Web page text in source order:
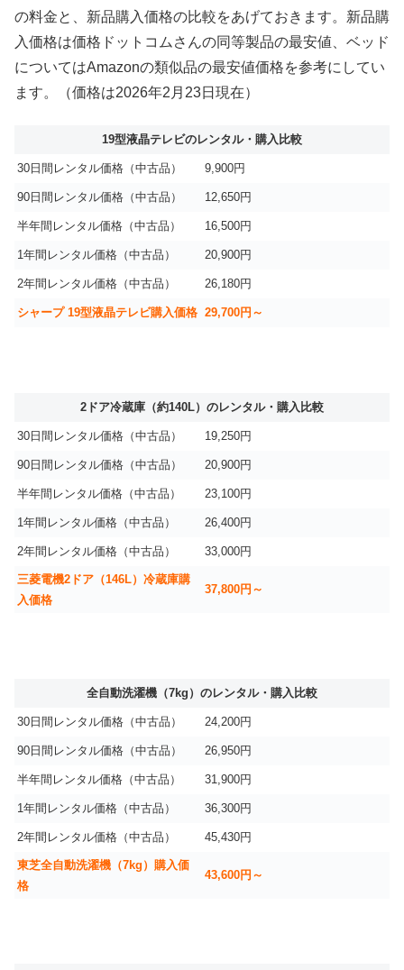
の料金と、新品購入価格の比較をあげておきます。新品購
入価格は価格ドットコムさんの同等製品の最安値、ベッド
についてはAmazonの類似品の最安値価格を参考にしてい
ます。（価格は2026年2月23日現在）
19型液晶テレビのレンタル・購入比較
30日間レンタル価格（中古品） 9,900円
90日間レンタル価格（中古品） 12,650円
半年間レンタル価格（中古品） 16,500円
1年間レンタル価格（中古品） 20,900円
2年間レンタル価格（中古品） 26,180円
シャープ 19型液晶テレビ購入価格 29,700円～
2ドア冷蔵庫（約140L）のレンタル・購入比較
30日間レンタル価格（中古品） 19,250円
90日間レンタル価格（中古品） 20,900円
半年間レンタル価格（中古品） 23,100円
1年間レンタル価格（中古品） 26,400円
2年間レンタル価格（中古品） 33,000円
三菱電機2ドア（146L）冷蔵庫購
入価格
37,800円～
全自動洗濯機（7kg）のレンタル・購入比較
30日間レンタル価格（中古品） 24,200円
90日間レンタル価格（中古品） 26,950円
半年間レンタル価格（中古品） 31,900円
1年間レンタル価格（中古品） 36,300円
2年間レンタル価格（中古品） 45,430円
東芝全自動洗濯機（7kg）購入価
格
43,600円～